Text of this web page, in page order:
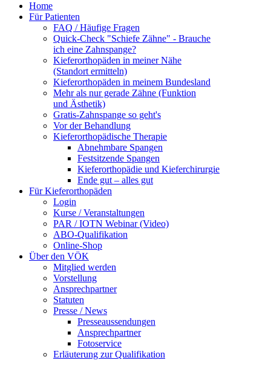
Home
Für Patienten
FAQ / Häufige Fragen
Quick-Check "Schiefe Zähne" - Brauche
ich eine Zahnspange?
Kieferorthopäden in meiner Nähe
(Standort ermitteln)
Kieferorthopäden in meinem Bundesland
Mehr als nur gerade Zähne (Funktion
und Ästhetik)
Gratis-Zahnspange so geht's
Vor der Behandlung
Kieferorthopädische Therapie
Abnehmbare Spangen
Festsitzende Spangen
Kieferorthopädie und Kieferchirurgie
Ende gut – alles gut
Für Kieferorthopäden
Login
Kurse / Veranstaltungen
PAR / IOTN Webinar (Video)
ABO-Qualifikation
Online-Shop
Über den VÖK
Mitglied werden
Vorstellung
Ansprechpartner
Statuten
Presse / News
Presseaussendungen
Ansprechpartner
Fotoservice
Erläuterung zur Qualifikation